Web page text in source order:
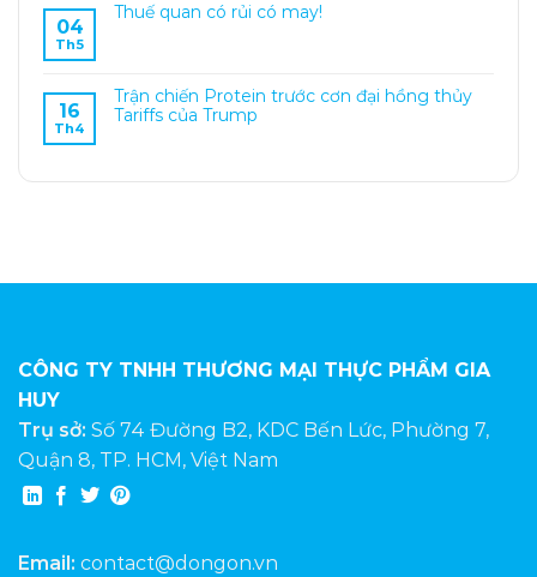
04
Th5
Thuế quan có rủi có may!
16
Th4
Trận chiến Protein trước cơn đại hồng thủy
Tariffs của Trump
CÔNG TY TNHH THƯƠNG MẠI THỰC PHẨM GIA
HUY
Trụ sở: Số 74 Đường B2, KDC Bến Lức, Phường 7,
Quận 8, TP. HCM, Việt Nam
Email: contact@dongon.vn